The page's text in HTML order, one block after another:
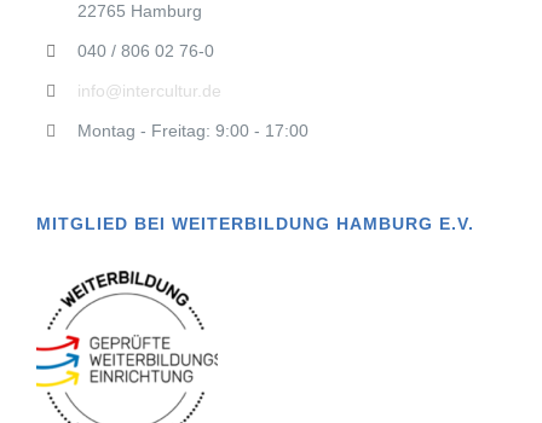
22765 Hamburg
040 / 806 02 76-0
info@intercultur.de
Montag - Freitag: 9:00 - 17:00
MITGLIED BEI WEITERBILDUNG HAMBURG E.V.